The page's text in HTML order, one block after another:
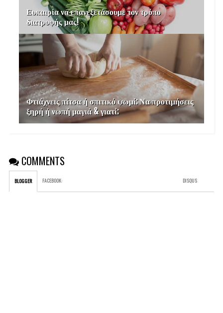
Ευκαιρία να επανεξετάσουμε τον τρόπο
διατροφής μας!
Φτιάχνεις πίτσα ή σπιτικό ψωμί; Να προτιμήσεις
ξηρή ή νωπή μαγιά & γιατί;
COMMENTS
BLOGGER FACEBOOK: DISQUS